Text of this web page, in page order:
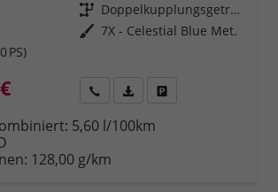
Getriebe
Doppelkupplungsgetriebe (DSG)
Außenfarbe 7X - Celestial Blue Met.
PS)
Rückruf PDF-Datei, Fahrzeugexposé
5,60 l/100km
128,00 g/km